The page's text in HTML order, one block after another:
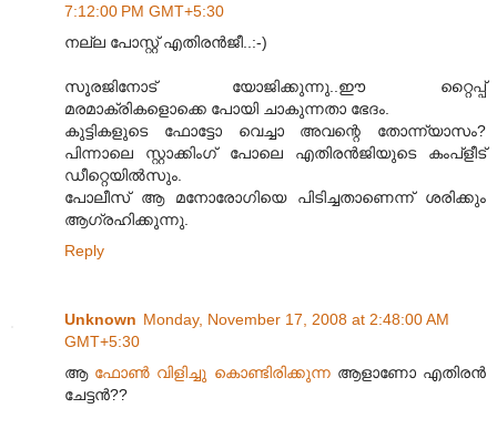
7:12:00 PM GMT+5:30
നല്ല പോസ്റ്റ് എതിരന്‍‌ജീ..:-)
സൂരജിനോട് യോജിക്കുന്നു..ഈ റ്റൈപ്പ്
മരമാക്രികളൊക്കെ പോയി ചാകുന്നതാ ഭേദം.
കുട്ടികളുടെ ഫോട്ടോ വെച്ചാ അവന്റെ തോന്ന്യാസം?
പിന്നാലെ സ്റ്റാക്കിംഗ് പോലെ എതിരന്‍‌ജിയുടെ കം‌പ്ളീട്
ഡീറ്റെയില്‍‌സും.
പോലീസ് ആ മനോരോഗിയെ പിടിച്ചതാണെന്ന് ശരിക്കും
ആഗ്രഹിക്കുന്നു.
Reply
Unknown Monday, November 17, 2008 at 2:48:00 AM
GMT+5:30
ആ ഫോണ്‍ വിളിച്ചു കൊണ്ടിരിക്കുന്നആളാണോ എതിരന്‍
ചേട്ടന്‍??